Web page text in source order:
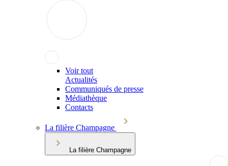
Voir tout
Actualités
Communiqués de presse
Médiathèque
Contacts
La filière Champagne
La filière Champagne